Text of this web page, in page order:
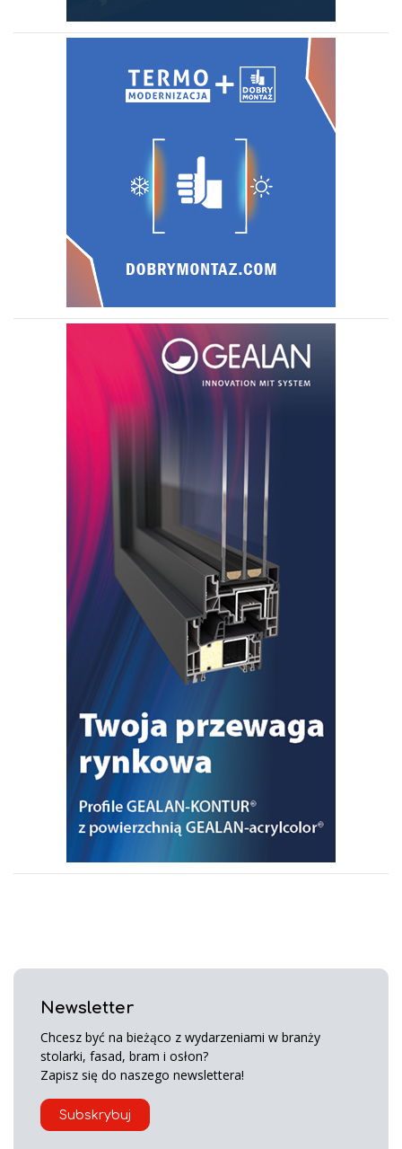
Newsletter
Chcesz być na bieżąco z wydarzeniami w branży
stolarki, fasad, bram i osłon?
Zapisz się do naszego newslettera!
Subskrybuj